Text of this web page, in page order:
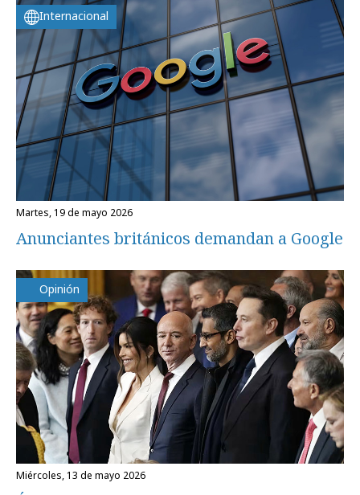
Internacional
martes, 19 de mayo 2026
Anunciantes británicos demandan a Google
Opinión
miércoles, 13 de mayo 2026